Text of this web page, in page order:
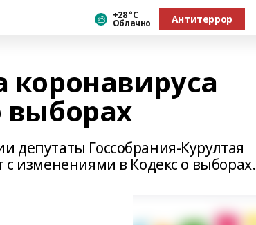
+28 °С
Облачно Антитеррор
выборах
Госсобрания-Курултая
изменениями в Кодекс о выборах.